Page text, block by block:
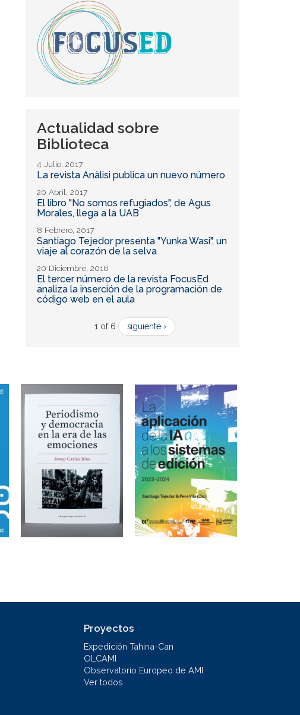
Actualidad sobre
Biblioteca
4 Julio, 2017
La revista Anàlisi publica un nuevo número
20 Abril, 2017
El libro "No somos refugiados", de Agus
Morales, llega a la UAB
8 Febrero, 2017
Santiago Tejedor presenta "Yunka Wasi", un
viaje al corazón de la selva
20 Diciembre, 2016
El tercer número de la revista FocusEd
analiza la inserción de la programación de
código web en el aula
1 of 6 siguiente ›
Proyectos
Expedición Tahina-Can
OLCAMI
Observatorio Europeo de AMI
Ver todos